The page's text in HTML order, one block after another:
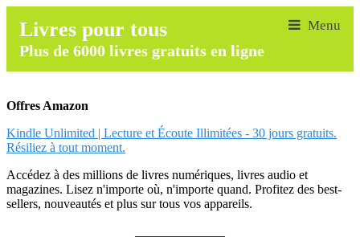
Livres pour tous
Plus de 6000 livres gratuits en ligne
Offres Amazon
Kindle Unlimited | Lecture et Écoute Illimitées - 30 jours gratuits.
Résiliez à tout moment.
Accédez à des millions de livres numériques, livres audio et
magazines. Lisez n'importe où, n'importe quand. Profitez des best-
sellers, nouveautés et plus sur tous vos appareils.